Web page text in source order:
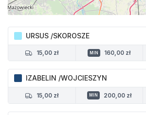
URSUS /SKOROSZE
15,00 zł MIN 160,00 zł
IZABELIN /WOJCIESZYN
15,00 zł MIN 200,00 zł